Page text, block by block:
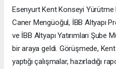
Esenyurt Kent Konseyi
Caner Mengüoğul, İBB Altyapı
ve İBB Altyapı Yatırımları Şube
bir araya geldi. Görüşmede,
yaptığı çalışmalar, hazırladığı